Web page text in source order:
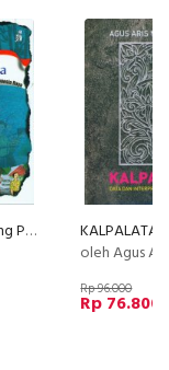
Tan Malaka : Sang Penulis Hebat yang Menginspirasi Indonesia Raya
oleh Agus Aris
Rp 96.000
Rp 76.800